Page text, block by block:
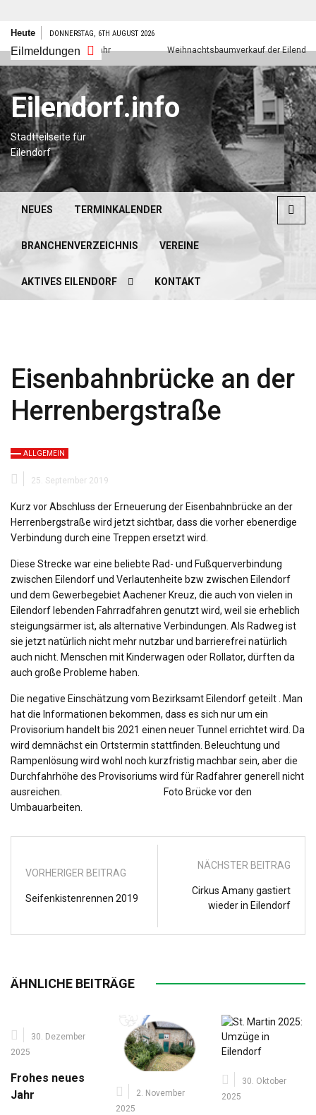
Zum
springen
Heute DONNERSTAG, 6TH AUGUST 2026
Eilmeldungen
Frohes neues Jahr Weihnachtsbaumverkauf der Eilendorfer
Eilendorf.info
Stadtteilseite für
Eilendorf
NEUES TERMINKALENDER
BRANCHENVERZEICHNIS VEREINE
AKTIVES EILENDORF KONTAKT
Eisenbahnbrücke an der
Herrenbergstraße
ALLGEMEIN
25. September 2019
Kurz vor Abschluss der Erneuerung der Eisenbahnbrücke an der
Herrenbergstraße wird jetzt sichtbar, dass die vorher ebenerdige
Verbindung durch eine Treppen ersetzt wird.
Diese Strecke war eine beliebte Rad- und Fußquerverbindung
zwischen Eilendorf und Verlautenheite bzw zwischen Eilendorf
und dem Gewerbegebiet Aachener Kreuz, die auch von vielen in
Eilendorf lebenden Fahrradfahren genutzt wird, weil sie erheblich
steigungsärmer ist, als alternative Verbindungen. Als Radweg ist
sie jetzt natürlich nicht mehr nutzbar und barrierefrei natürlich
auch nicht. Menschen mit Kinderwagen oder Rollator, dürften da
auch große Probleme haben.
Die negative Einschätzung vom Bezirksamt Eilendorf geteilt . Man
hat die Informationen bekommen, dass es sich nur um ein
Provisorium handelt bis 2021 einen neuer Tunnel errichtet wird. Da
wird demnächst ein Ortstermin stattfinden. Beleuchtung und
Rampenlösung wird wohl noch kurzfristig machbar sein, aber die
Durchfahrhöhe des Provisoriums wird für Radfahrer generell nicht
ausreichen. Foto Brücke vor den
Umbauarbeiten.
VORHERIGER BEITRAG
Seifenkistenrennen 2019
NÄCHSTER BEITRAG
Cirkus Amany gastiert
wieder in Eilendorf
ÄHNLICHE BEITRÄGE
30. Dezember
2025
Frohes neues
Jahr
2. November
2025
30. Oktober
2025